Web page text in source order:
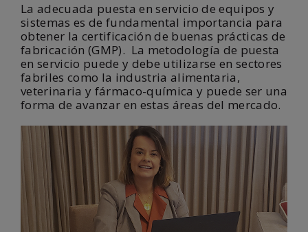
La adecuada puesta en servicio de equipos y
sistemas es de fundamental importancia para
obtener la certificación de buenas prácticas de
fabricación (GMP). La metodología de puesta
en servicio puede y debe utilizarse en sectores
fabriles como la industria alimentaria,
veterinaria y fármaco-química y puede ser una
forma de avanzar en estas áreas del mercado.